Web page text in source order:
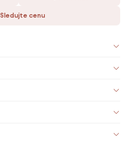
Sledujte cenu